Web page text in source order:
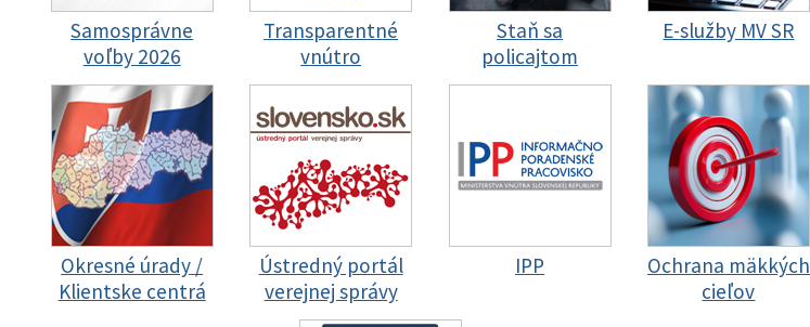
Samosprávne
voľby 2026
Transparentné
vnútro
Staň sa
policajtom
E-služby MV SR
Okresné úrady /
Klientske centrá
Ústredný portál
verejnej správy
IPP
Ochrana mäkkých
cieľov